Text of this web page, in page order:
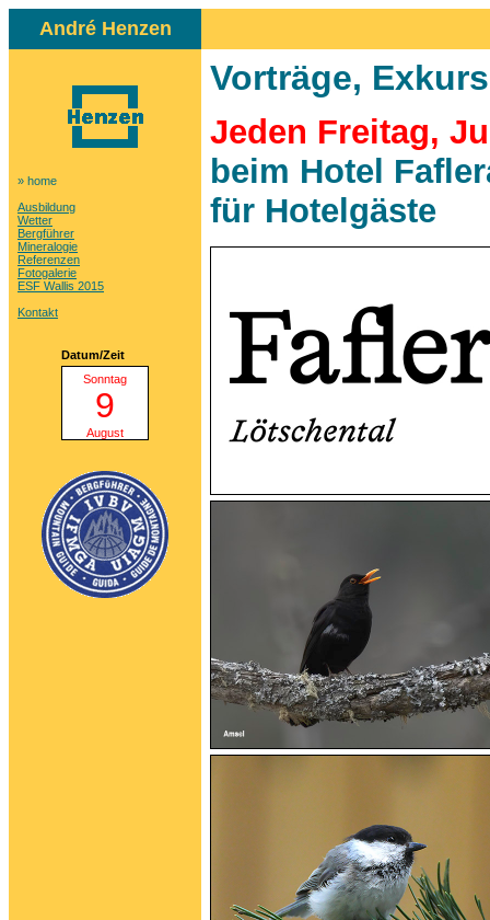
André Henzen
» home
Ausbildung
Wetter
Bergführer
Mineralogie
Referenzen
Fotogalerie
ESF Wallis 2015
Kontakt
Datum/Zeit
Sonntag
9
August
Vorträge,
Jeden Freitag,
beim Hotel
für Hotelgäste